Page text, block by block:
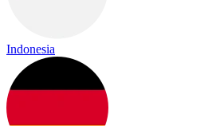
Indonesia